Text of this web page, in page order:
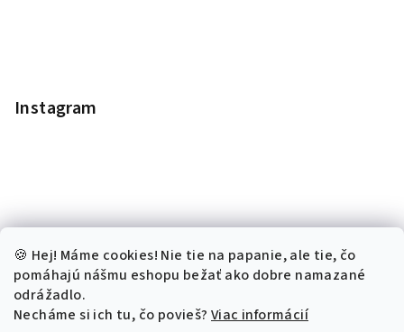
🍪 Hej! Máme cookies! Nie tie na papanie, ale tie, čo
pomáhajú nášmu eshopu bežať ako dobre namazané
odrážadlo.
Necháme si ich tu, čo povieš? Viac informácií
Instagram